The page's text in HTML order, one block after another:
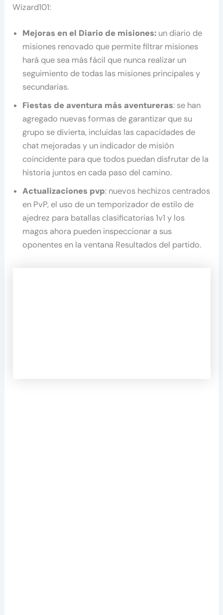
Wizard101:
Mejoras en el Diario de misiones: un diario de
misiones renovado que permite filtrar misiones
hará que sea más fácil que nunca realizar un
seguimiento de todas las misiones principales y
secundarias.
Fiestas de aventura más aventureras: se han
agregado nuevas formas de garantizar que su
grupo se divierta, incluidas las capacidades de
chat mejoradas y un indicador de misión
coincidente para que todos puedan disfrutar de la
historia juntos en cada paso del camino.
Actualizaciones pvp: nuevos hechizos centrados
en PvP, el uso de un temporizador de estilo de
ajedrez para batallas clasificatorias 1v1 y los
magos ahora pueden inspeccionar a sus
oponentes en la ventana Resultados del partido.